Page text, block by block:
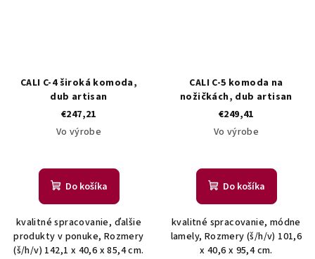
CALI C-4 široká komoda,
dub artisan
€247,21
Vo výrobe
Do košíka
kvalitné spracovanie, ďalšie
produkty v ponuke, Rozmery
(š/h/v) 142,1 x 40,6 x 85,4 cm.
CALI C-5 komoda na
nožičkách, dub artisan
€249,41
Vo výrobe
Do košíka
kvalitné spracovanie, módne
lamely, Rozmery (š/h/v) 101,6
x 40,6 x 95,4 cm.